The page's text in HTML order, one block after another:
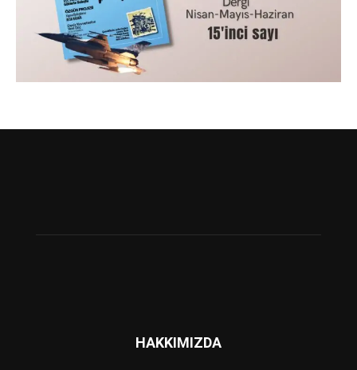
HAKKIMIZDA